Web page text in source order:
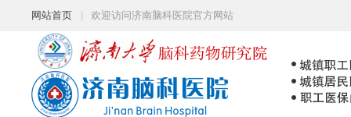
网站首页 欢迎访问济南脑科医院官方网站